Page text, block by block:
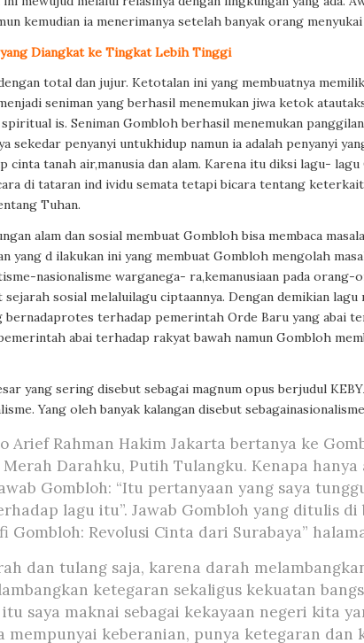
kemudian ia menerimanya setelah banyak orang
Diangkat ke Tingkat Lebih Tinggi
total dan jujur. Ketotalan ini yang membuatnya
seniman yang berhasil menemukan jiwa ketok
is. Seniman Gombloh berhasil menemukan
sekedar penyanyi untukhidup namun ia adalah penyanyi
cinta tanah air,manusia dan alam. Karena itu diksi lagu-
di tataran ind ividu semata tetapi bicara tentang
Tuhan.
alam dan sosial membuat Gombloh bisa membaca
yang d ilakukan ini yang membuat Gombloh mengolah
nasionalisme warganega- ra,kemanusiaan pada orang-
sosial melaluilagu ciptaannya. Dengan demikian
bernadaprotes terhadap pemerintah Orde Baru yang abai
abai terhadap rakyat bawah namun Gombloh
yang sering disebut sebagai magnum opus berjudul
Yang oleh banyak kalangan disebut
Arief Rahman Hakim Jakarta bertanya ke
Darahku, Putih Tulangku. Kenapa
Gombloh: “Itu pertanyaan yang saya
lagu itu”. Jawab Gombloh yang ditulis
Gombloh: Revolusi Cinta dari Surabaya”
dan tulang saja, karena darah
ketegaran sekaligus kekuatan
saya maknai sebagai kekayaan negeri kita
mempunyai keberanian, punya ketegaran dan